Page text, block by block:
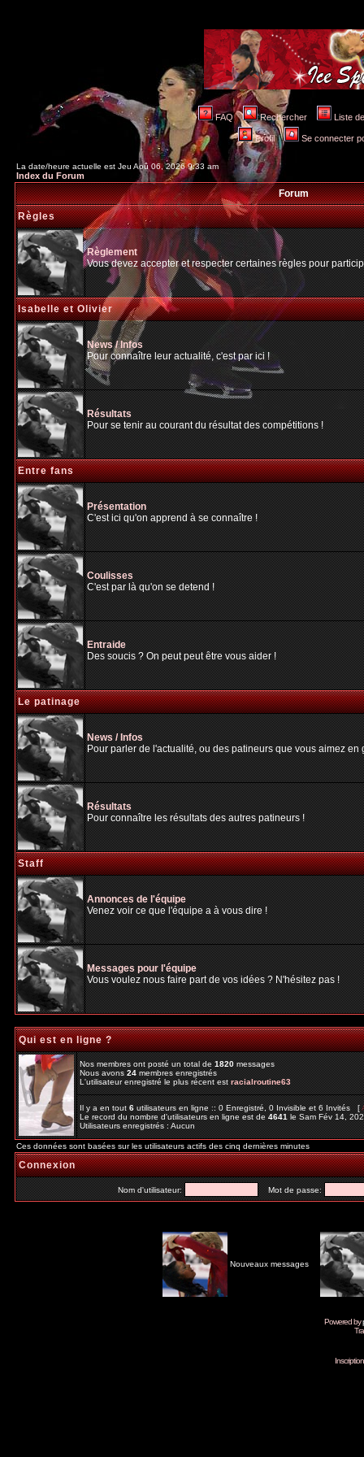
FAQ Rechercher Liste
Profil Se connecter
La date/heure actuelle est Jeu Aoû 06, 2026 9:33 am
Index du Forum
Forum
Règles
Règlement
Vous devez accepter et respecter certaines règles pour
Isabelle et Olivier
News / Infos
Pour connaître leur actualité, c'est par ici !
Résultats
Pour se tenir au courant du résultat des compétitions !
Entre fans
Présentation
C'est ici qu'on apprend à se connaître !
Coulisses
C'est par là qu'on se detend !
Entraide
Des soucis ? On peut peut être vous aider !
Le patinage
News / Infos
Pour parler de l'actualité, ou des patineurs que vous aimez
Résultats
Pour connaître les résultats des autres patineurs !
Staff
Annonces de l'équipe
Venez voir ce que l'équipe a à vous dire !
Messages pour l'équipe
Vous voulez nous faire part de vos idées ? N'hésitez pas !
Qui est en ligne ?
Nos membres ont posté un total de1820messages
Nous avons24membres enregistrés
L'utilisateur enregistré le plus récent estracialroutine63
Il y a en tout6utilisateurs en ligne :: 0 Enregistré, 0 Invisible et 6 Invités [
Le record du nombre d'utilisateurs en ligne est de4641le Sam Fév 14,
Utilisateurs enregistrés : Aucun
Ces données sont basées sur les utilisateurs actifs des cinq dernières minutes
Connexion
Nom d'utilisateur: Mot de passe:
Nouveaux messages
Powered by